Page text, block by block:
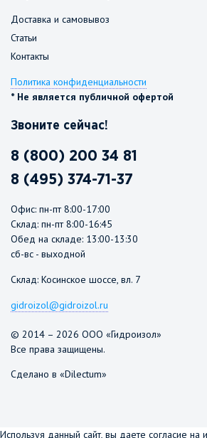
Доставка и самовывоз
Статьи
Контакты
Политика конфиденциальности
* Не является публичной офертой
Звоните сейчас!
8 (800) 200 34 81
8 (495) 374-71-37
Офис: пн-пт 8:00-17:00
Склад: пн-пт 8:00-16:45
Обед на складе: 13:00-13:30
сб-вс - выходной
Склад: Косинское шоссе, вл. 7
gidroizol@gidroizol.ru
© 2014 – 2026 ООО «Гидроизол»
Все права защищены.
Сделано в «Dilectum»
Используя данный сайт, вы даете согласие на